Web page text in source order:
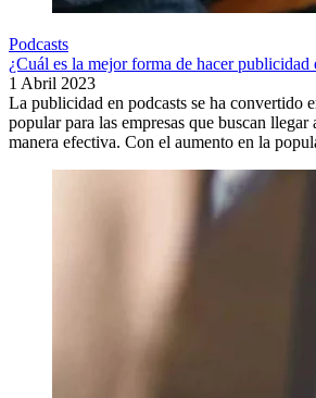
Podcasts
¿Cuál es la mejor forma de hacer publicidad
1 Abril 2023
La publicidad en podcasts se ha convertido
popular para las empresas que buscan llegar
manera efectiva. Con el aumento en la